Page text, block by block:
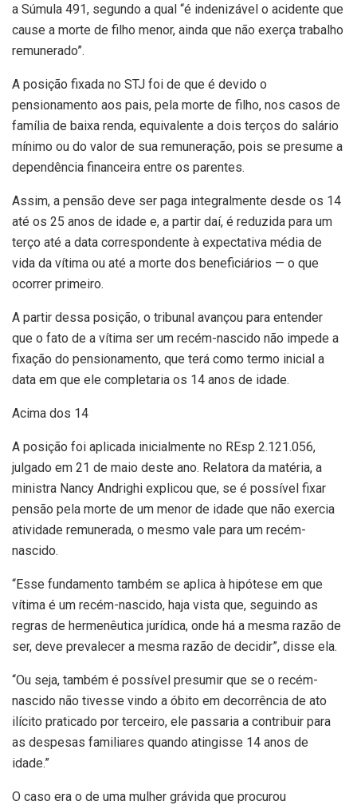
a Súmula 491, segundo a qual “é indenizável o acidente que
cause a morte de filho menor, ainda que não exerça trabalho
remunerado”.
A posição fixada no STJ foi de que é devido o
pensionamento aos pais, pela morte de filho, nos casos de
família de baixa renda, equivalente a dois terços do salário
mínimo ou do valor de sua remuneração, pois se presume a
dependência financeira entre os parentes.
Assim, a pensão deve ser paga integralmente desde os 14
até os 25 anos de idade e, a partir daí, é reduzida para um
terço até a data correspondente à expectativa média de
vida da vítima ou até a morte dos beneficiários — o que
ocorrer primeiro.
A partir dessa posição, o tribunal avançou para entender
que o fato de a vítima ser um recém-nascido não impede a
fixação do pensionamento, que terá como termo inicial a
data em que ele completaria os 14 anos de idade.
Acima dos 14
A posição foi aplicada inicialmente no REsp 2.121.056,
julgado em 21 de maio deste ano. Relatora da matéria, a
ministra Nancy Andrighi explicou que, se é possível fixar
pensão pela morte de um menor de idade que não exercia
atividade remunerada, o mesmo vale para um recém-
nascido.
“Esse fundamento também se aplica à hipótese em que
vítima é um recém-nascido, haja vista que, seguindo as
regras de hermenêutica jurídica, onde há a mesma razão de
ser, deve prevalecer a mesma razão de decidir”, disse ela.
“Ou seja, também é possível presumir que se o recém-
nascido não tivesse vindo a óbito em decorrência de ato
ilícito praticado por terceiro, ele passaria a contribuir para
as despesas familiares quando atingisse 14 anos de
idade.”
O caso era o de uma mulher grávida que procurou